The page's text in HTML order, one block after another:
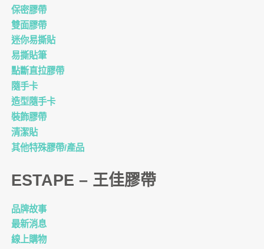
保密膠帶
雙面膠帶
迷你易撕貼
易撕貼筆
點斷直拉膠帶
隨手卡
造型隨手卡
裝飾膠帶
清潔貼
其他特殊膠帶/產品
ESTAPE – 王佳膠帶
品牌故事
最新消息
線上購物